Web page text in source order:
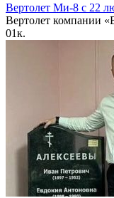
Вертолет Ми-8 с 22
Вертолет компании
01к.